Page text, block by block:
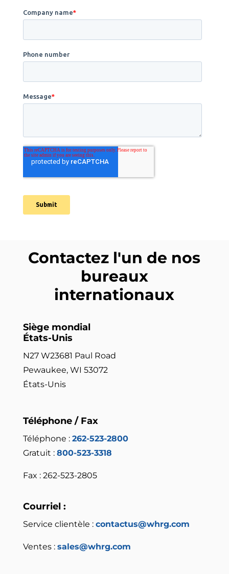
Contactez l'un de nos
bureaux
internationaux
Siège mondial
États-Unis
N27 W23681 Paul Road
Pewaukee, WI 53072
États-Unis
Téléphone / Fax
Téléphone : 262-523-2800
Gratuit : 800-523-3318
Fax : 262-523-2805
Courriel :
Service clientèle : contactus@whrg.com
Ventes : sales@whrg.com